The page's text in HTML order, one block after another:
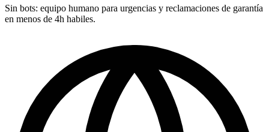
Sin bots: equipo humano para urgencias y reclamaciones de garantía
en menos de 4h habiles.